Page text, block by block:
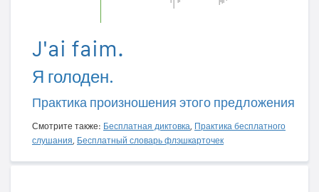
J'ai faim.
Я голоден.
Практика произношения этого предложения
Смотрите также: Бесплатная диктовка, Практика бесплатного
слушания, Бесплатный словарь флэшкарточек